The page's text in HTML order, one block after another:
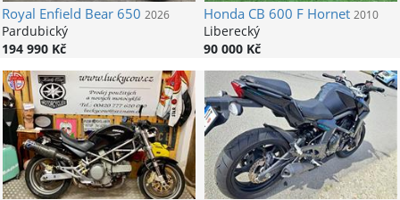
Royal Enfield Bear 650 2026
Pardubický
194 990 Kč
HondaCB 600 F Hornet 2010
Liberecký
90 000 Kč